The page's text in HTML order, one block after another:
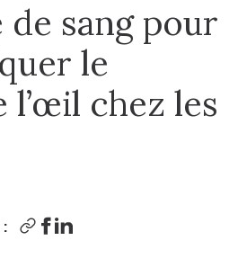
sang pour
le
l’œil chez les